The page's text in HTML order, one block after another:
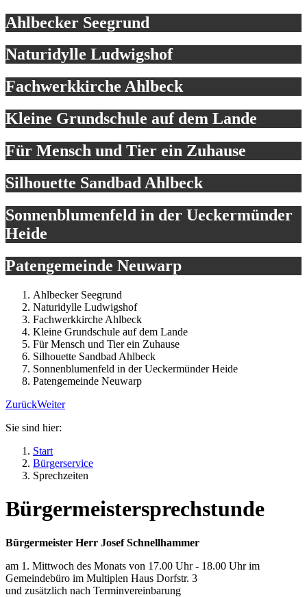
Ahlbecker Seegrund
Naturidylle Ludwigshof
Fachwerkkirche Ahlbeck
Kleine Grundschule auf dem Lande
Für Mensch und Tier ein Zuhause
Silhouette Sandbad Ahlbeck
Sonnenblumenfeld in der Ueckermünder
Heide
Patengemeinde Neuwarp
Ahlbecker Seegrund
Naturidylle Ludwigshof
Fachwerkkirche Ahlbeck
Kleine Grundschule auf dem Lande
Für Mensch und Tier ein Zuhause
Silhouette Sandbad Ahlbeck
Sonnenblumenfeld in der Ueckermünder Heide
Patengemeinde Neuwarp
ZurückWeiter
Sie sind hier:
Start
Bürgerservice
Sprechzeiten
Bürgermeistersprechstunde
Bürgermeister Herr Josef Schnellhammer
am 1. Mittwoch des Monats von 17.00 Uhr - 18.00 Uhr im
Gemeindebüro im Multiplen Haus Dorfstr. 3
und zusätzlich nach Terminvereinbarung